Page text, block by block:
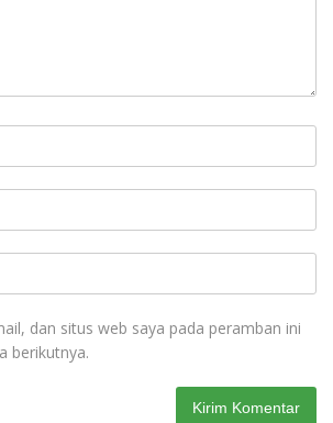
dan situs web saya pada peramban ini
berikutnya.